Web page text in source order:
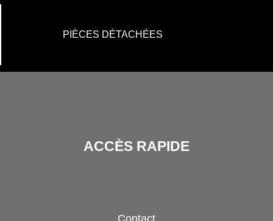
PIÈCES DÉTACHÉES
ACCÈS RAPIDE
Contact